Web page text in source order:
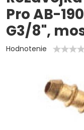
Pro AB-
G3/8",
Hodnotenie